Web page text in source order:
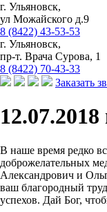
г. Ульяновск,
ул Можайского д.9
8 (8422) 43-53-53
г. Ульяновск,
пр-т. Врача Сурова, 1
8 (8422) 70-43-33
Заказать
В наше время редко
доброжелательных
Александрович и
ваш благородный
успехов. Дай Бог,